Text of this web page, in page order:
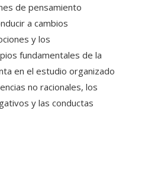
de pensamiento
a cambios
y los
fundamentales de la
en el estudio organizado
no racionales, los
y las conductas